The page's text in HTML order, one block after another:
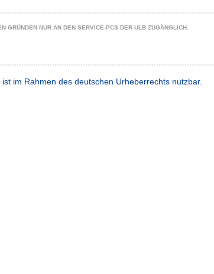
GRÜNDEN NUR AN DEN SERVICE-PCS DER ULB ZUGÄNGLICH.
im Rahmen des deutschen Urheberrechts nutzbar.